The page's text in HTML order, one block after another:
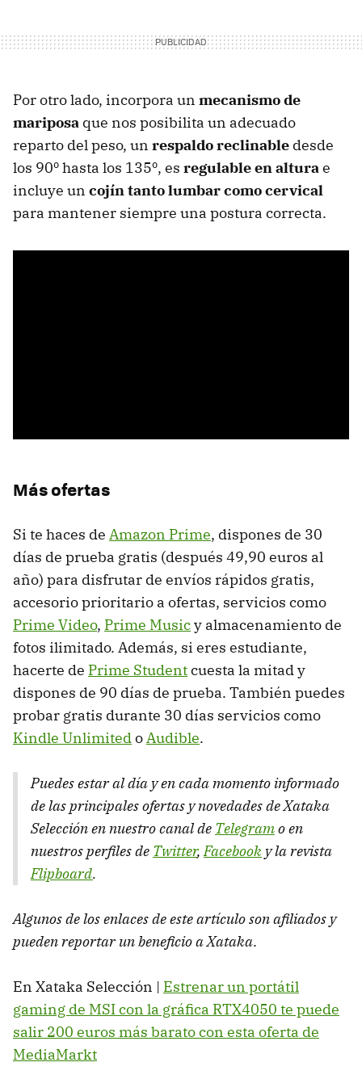
Por otro lado, incorpora un mecanismo de
mariposa que nos posibilita un adecuado
reparto del peso, un respaldo reclinable desde
los 90º hasta los 135º, es regulable en alturae
incluye un cojín tanto lumbar como cervical
para mantener siempre una postura correcta.
Más ofertas
Si te haces de Amazon Prime, dispones de 30
días de prueba gratis (después 49,90 euros al
año) para disfrutar de envíos rápidos gratis,
accesorio prioritario a ofertas, servicios como
Prime Video, Prime Musicy almacenamiento de
fotos ilimitado. Además, si eres estudiante,
hacerte de Prime Studentcuesta la mitad y
dispones de 90 días de prueba. También puedes
probar gratis durante 30 días servicios como
Kindle UnlimitedoAudible.
Puedes estar al día y en cada momento informado
de las principales ofertas y novedades de Xataka
Selección en nuestro canal de Telegramo en
nuestros perfiles de Twitter,Facebook y la revista
Flipboard.
Algunos de los enlaces de este artículo son afiliados y
pueden reportar un beneficio a Xataka.
En Xataka Selección | Estrenar un portátil
gaming de MSI con la gráfica RTX4050 te puede
salir 200 euros más barato con esta oferta de
MediaMarkt